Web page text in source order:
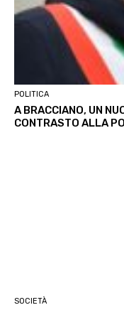
POLITICA
A BRACCIANO, UN
CONTRASTO ALLA
SOCIETÀ